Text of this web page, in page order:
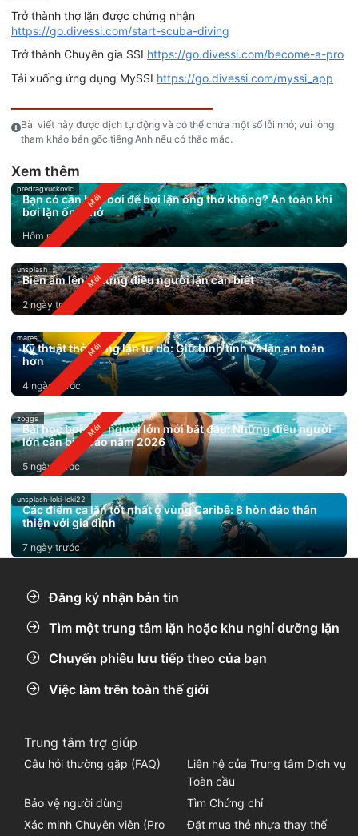
Trở thành thợ lặn được chứng nhận
https://go.divessi.com/start-scuba-diving
Trở thành Chuyên gia SSI https://go.divessi.com/become-a-pro
Tải xuống ứng dụng MySSI https://go.divessi.com/myssi_app
Bài viết này được dịch tự động và có thể chứa một số lỗi nhỏ; vui lòng
tham khảo bản gốc tiếng Anh nếu có thắc mắc.
Xem thêm
predragvuckovic
Bạn có cần biết bơi để bơi lặn ống thở không? An toàn khi
bơi lặn ống thở
Hôm nay
unsplash
Biển ấm lên: Những điều người lặn cần biết
2 ngày trước
mares
Kỹ thuật thở trong lặn tự do: Giữ bình tĩnh và lặn an toàn
hơn
4 ngày trước
zoggs
Bài học bơi cho người lớn mới bắt đầu: Những điều người
lớn cần biết vào năm 2026
5 ngày trước
unsplash-loki-loki22
Các điểm ca lặn tốt nhất ở vùng Caribê: 8 hòn đảo thân
thiện với gia đình
7 ngày trước
Đăng ký nhận bản tin
Tìm một trung tâm lặn hoặc khu nghỉ dưỡng lặn
Chuyến phiêu lưu tiếp theo của bạn
Việc làm trên toàn thế giới
Trung tâm trợ giúp
Câu hỏi thường gặp (FAQ)
Liên hệ của Trung tâm Dịch vụ
Toàn cầu
Bảo vệ người dùng
Tìm Chứng chỉ
Xác minh Chuyên viên (Pro
Đặt mua thẻ nhựa thay thế